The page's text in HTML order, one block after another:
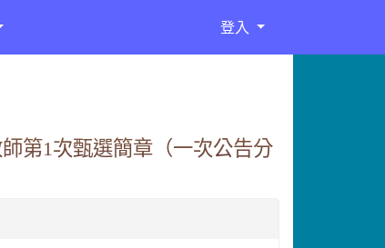
登入
第1次甄選簡章（一次公告分